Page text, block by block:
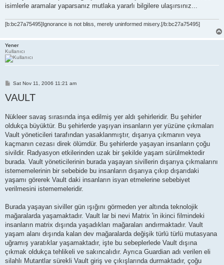
isimlerle aramalar yaparsanız mutlaka yararlı bilgilere ulaşırsınız...
[b:bc27a75495]Ignorance is not bliss, merely uninformed misery.[/b:bc27a75495]
Yener
Kullanıcı
P
s
t
Sat Nov 11, 2006 11:21 am
VAULT
Nükleer savaş sırasında inşa edilmiş yer aldı şehirleridir. Bu şehirler
oldukça büyüktür. Bu şehirlerde yaşıyan insanların yer yüzüne çıkmaları
Vault yöneticileri tarafından yasaklanmıştır, dışarıya çıkmanın veya
kaçmanın cezası direk ölümdür. Bu şehirlerde yaşayan insanların çoğu
sivildir. Radyasyon etkilerinden uzak bir şekilde yaşam sürülmektedir
burada. Vault yöneticilerinin burada yaşayan sivillerin dışarıya çıkmalarını
istememelerinin bir sebebide bu insanların dışarıya çıkıp dışarıdaki
yaşamı görerek Vault daki insanların isyan etmelerine sebebiyet
verilmesini istememeleridir.
Burada yaşayan siviller gün ışığını görmeden yer altında teknolojik
mağaralarda yaşamaktadır. Vault lar bi nevi Matrix 'in ikinci filmindeki
insanların matrix dışında yaşadıkları mağaraları andırmaktadır. Vault
yaşam alanı dışında kalan dev mağaralarda değişik türlü türlü mutasyana
uğramış yaratıklar yaşamaktadır, işte bu sebeplerlede Vault dışına
çıkmak oldukça tehlikeli ve sakıncalıdır. Ayrıca Guardian adı verilen eli
silahlı Mutantlar sürekli Vault giriş ve çıkışlarında durmaktadır, çoğu